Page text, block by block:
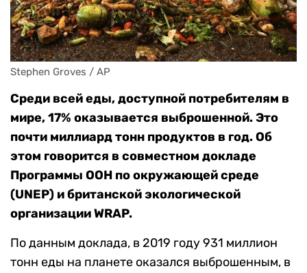
Stephen Groves / AP
Среди всей еды, доступной потребителям в
мире, 17% оказывается выброшенной. Это
почти миллиард тонн продуктов в год. Об
этом говорится в совместном докладе
Программы ООН по окружающей среде
(UNEP) и британской экологической
организации WRAP.
По данным доклада, в 2019 году 931 миллион
тонн еды на планете оказался выброшенным, в